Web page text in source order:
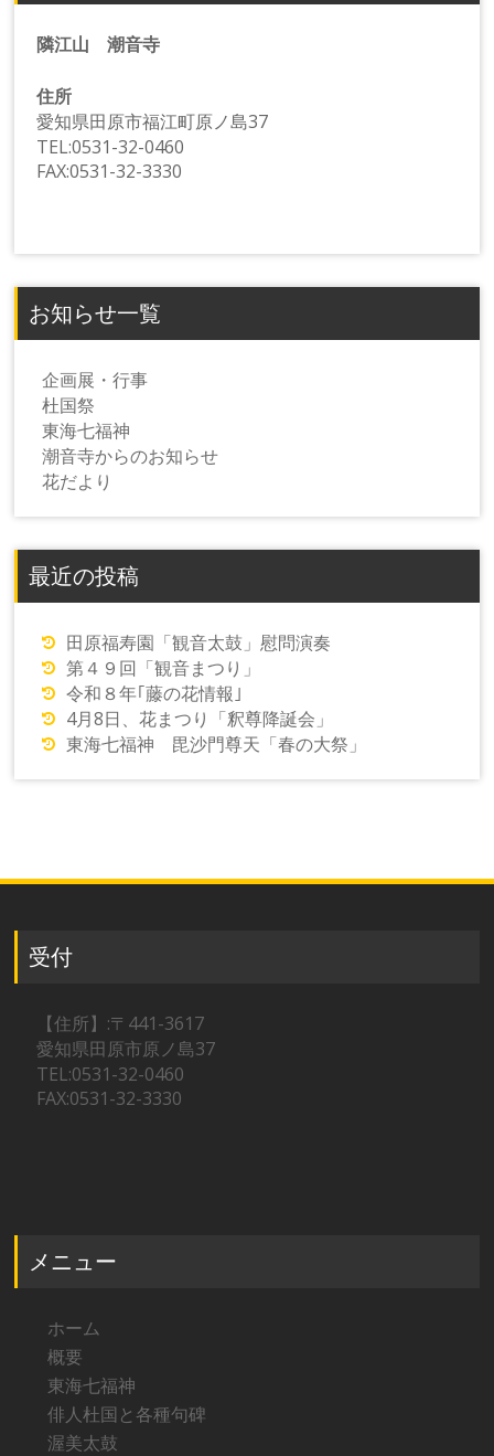
隣江山 潮音寺
住所
愛知県田原市福江町原ノ島37
TEL:0531-32-0460
FAX:0531-32-3330
お知らせ一覧
企画展・行事
杜国祭
東海七福神
潮音寺からのお知らせ
花だより
最近の投稿
田原福寿園「観音太鼓」慰問演奏
第４９回「観音まつり」
令和８年｢藤の花情報｣
4月8日、花まつり「釈尊降誕会」
東海七福神 毘沙門尊天「春の大祭」
受付
【住所】:〒441-3617
愛知県田原市原ノ島37
TEL:0531-32-0460
FAX:0531-32-3330
メニュー
ホーム
概要
東海七福神
俳人杜国と各種句碑
渥美太鼓